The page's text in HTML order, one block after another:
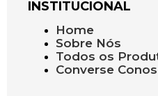
INSTITUCIONAL
Home
Sobre Nós
Todos os
Converse